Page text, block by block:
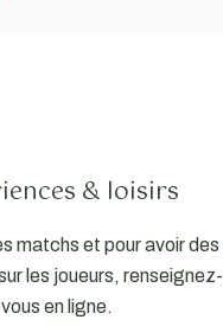
& loisirs
matchs et pour avoir des
les joueurs, renseignez-
vous en ligne.